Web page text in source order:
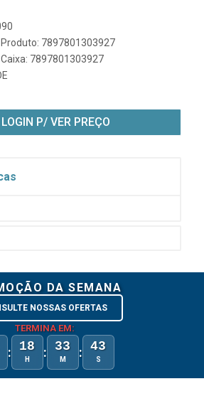
7897801303927
7897801303927
LOGIN P/ VER PREÇO
DA SEMANA
NOSSAS OFERTAS
TERMINA EM:
: 18
H : 33
M : 43
S